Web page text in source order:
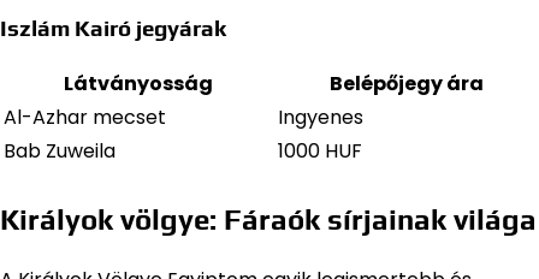
Iszlám Kairó jegyárak
Látványosság
Belépőjegy ára
Al-Azhar mecset
Ingyenes
Bab Zuweila
1000 HUF
Királyok völgye: Fáraók sírjainak világa